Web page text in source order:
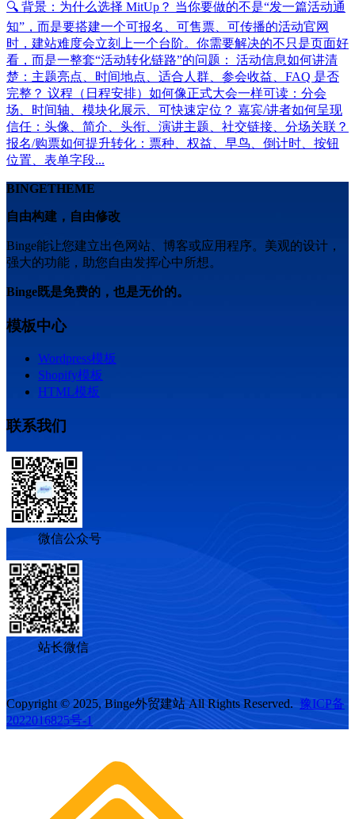
🔍 背景：为什么选择 MitUp？ 当你要做的不是“发一篇活动通
知”，而是要搭建一个可报名、可售票、可传播的活动官网
时，建站难度会立刻上一个台阶。你需要解决的不只是页面好
看，而是一整套“活动转化链路”的问题： 活动信息如何讲清
楚：主题亮点、时间地点、适合人群、参会收益、FAQ 是否
完整？ 议程（日程安排）如何像正式大会一样可读：分会
场、时间轴、模块化展示、可快速定位？ 嘉宾/讲者如何呈现
信任：头像、简介、头衔、演讲主题、社交链接、分场关联？
报名/购票如何提升转化：票种、权益、早鸟、倒计时、按钮
位置、表单字段...
BINGETHEME
自由构建，自由修改
Binge能让您建立出色网站、博客或应用程序。美观的设计，
强大的功能，助您自由发挥心中所想。
Binge既是免费的，也是无价的。
模板中心
Wordpress模板
Shopify模板
HTML模板
联系我们
微信公众号
站长微信
Copyright © 2025, Binge外贸建站 All Rights Reserved. 豫ICP备
2022016825号-1